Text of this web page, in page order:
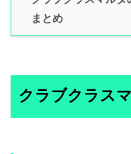
まとめ
クラブクラス